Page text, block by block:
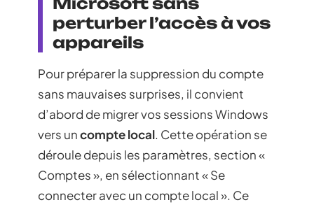
perturber l’accès à vos
appareils
Pour préparer la suppression du compte
sans mauvaises surprises, il convient
d’abord de migrer vos sessions Windows
vers uncompte local. Cette opération se
déroule depuis les paramètres, section «
Comptes », en sélectionnant « Se
connecter avec un compte local ». Ce